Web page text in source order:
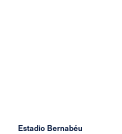
Estadio Bernabéu